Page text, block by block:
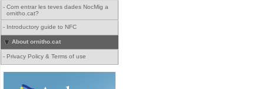
- Com entrar les teves dades NocMig a
ornitho.cat?
- Introductory guide to NFC
About ornitho.cat
- Privacy Policy & Terms of use